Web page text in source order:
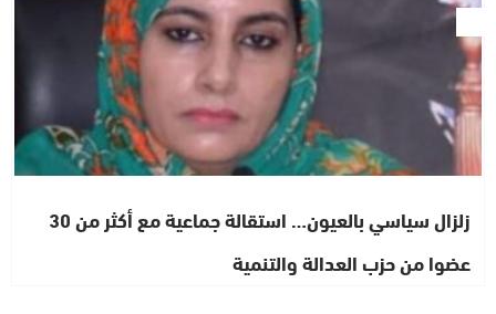
زلزال سياسي بالعيون… استقالة جماعية مع أكثر من 30
عضوا من حزب العدالة والتنمية